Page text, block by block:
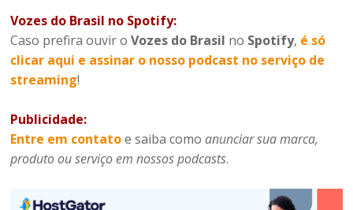
Vozes do Brasil no Spotify:
Caso prefira ouvir oVozes do Brasil no Spotify, é só
clicar aqui e assinar o nosso podcast no serviço de
streaming!
Publicidade:
Entre em contatoe saiba comoanunciar sua marca,
produto ou serviço em nossos podcasts.